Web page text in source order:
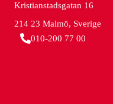
Kristianstadsgatan 16
214 23 Malmö, Sverige
010-200 77 00